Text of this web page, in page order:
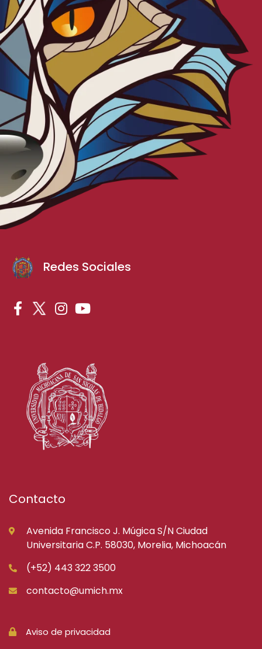
Redes Sociales
Contacto
Avenida Francisco J. Múgica S/N Ciudad
Universitaria C.P. 58030, Morelia, Michoacán
(+52) 443 322 3500
contacto@umich.mx
Aviso de privacidad